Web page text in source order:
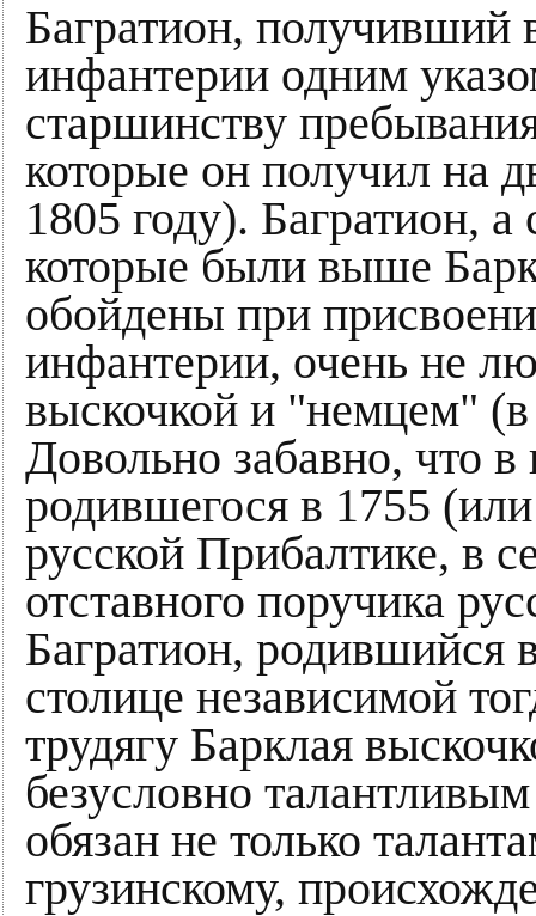
Багратион, получивший
инфантерии одним
старшинству
которые он получил на
1805 году). Багратион,
которые были выше
обойдены при
инфантерии, очень не
выскочкой и "немцем"
Довольно забавно, что в
родившегося в 1755
русской Прибалтике, в
отставного поручика
Багратион, родившийся
столице независимой
трудягу Барклая
безусловно
обязан не только
грузинскому,